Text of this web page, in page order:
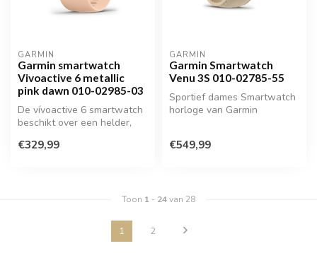
GARMIN
Garmin smartwatch
Vivoactive 6 metallic
pink dawn 010-02985-03
De vívoactive 6 smartwatch
beschikt over een helder,
€329,99
GARMIN
Garmin Smartwatch
Venu 3S 010-02785-55
Sportief dames Smartwatch
horloge van Garmin
€549,99
Toon 1 - 24van 28
1 2